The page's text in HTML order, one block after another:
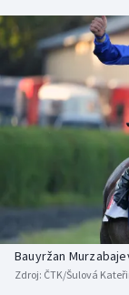
Atletika
Cyklistika
DALŠÍ SPORTY
Americký
Baseball a
Basketbal
Biatlon
NEPŘEHLÉDNĚTE
Soutěže
Historické
Aplikace ČT
Bauyržan
Zdroj: ČTK/Šulová